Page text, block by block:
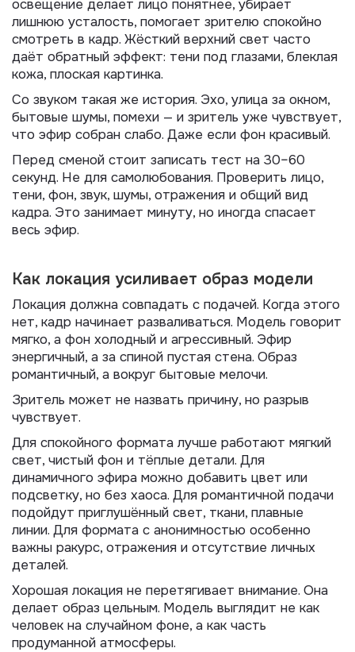
освещение делает лицо понятнее, убирает
лишнюю усталость, помогает зрителю спокойно
смотреть в кадр. Жёсткий верхний свет часто
даёт обратный эффект: тени под глазами, блеклая
кожа, плоская картинка.
Со звуком такая же история. Эхо, улица за окном,
бытовые шумы, помехи — и зритель уже чувствует,
что эфир собран слабо. Даже если фон красивый.
Перед сменой стоит записать тест на 30–60
секунд. Не для самолюбования. Проверить лицо,
тени, фон, звук, шумы, отражения и общий вид
кадра. Это занимает минуту, но иногда спасает
весь эфир.
Как локация усиливает образ модели
Локация должна совпадать с подачей. Когда этого
нет, кадр начинает разваливаться. Модель говорит
мягко, а фон холодный и агрессивный. Эфир
энергичный, а за спиной пустая стена. Образ
романтичный, а вокруг бытовые мелочи.
Зритель может не назвать причину, но разрыв
чувствует.
Для спокойного формата лучше работают мягкий
свет, чистый фон и тёплые детали. Для
динамичного эфира можно добавить цвет или
подсветку, но без хаоса. Для романтичной подачи
подойдут приглушённый свет, ткани, плавные
линии. Для формата с анонимностью особенно
важны ракурс, отражения и отсутствие личных
деталей.
Хорошая локация не перетягивает внимание. Она
делает образ цельным. Модель выглядит не как
человек на случайном фоне, а как часть
продуманной атмосферы.